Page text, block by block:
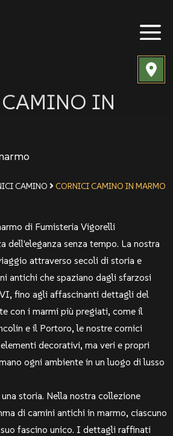
IN
CAMINO CORNICI CAMINO IN MARMO
di Fumisteria Vigorelli
dell'eleganza senza tempo. La nostra
attraverso secoli di storia e
antichi che spaziano dagli sfarzosi
fino agli affascinanti dettagli del
con i marmi più pregiati, come il
e il Portoro, le nostre cornici
decorativi, ma veri e propri
ogni ambiente in un luogo di lusso
storia. Nella nostra collezione
di camini antichi in marmo, ciascuno
fascino unico. I dettagli raffinati